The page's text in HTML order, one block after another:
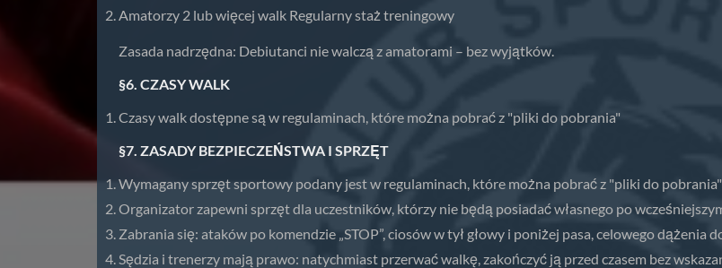
Amatorzy 2 lub więcej walk Regularny staż treningowy
Zasada nadrzędna: Debiutanci nie walczą z amatorami – bez wyjątków.
§6. CZASY WALK
Czasy walk dostępne są w regulaminach, które można pobrać z "pliki do pobrania"
§7. ZASADY BEZPIECZEŃSTWA I SPRZĘT
Wymagany sprzęt sportowy podany jest w regulaminach, które można pobrać z "pliki do
Organizator zapewni sprzęt dla uczestników, którzy nie będą posiadać własnego po
Zabrania się: ataków po komendzie „STOP”, ciosów w tył głowy i poniżej pasa, celowego dążenia
Sędzia i trenerzy mają prawo: natychmiast przerwać walkę, zakończyć ją przed czasem bez